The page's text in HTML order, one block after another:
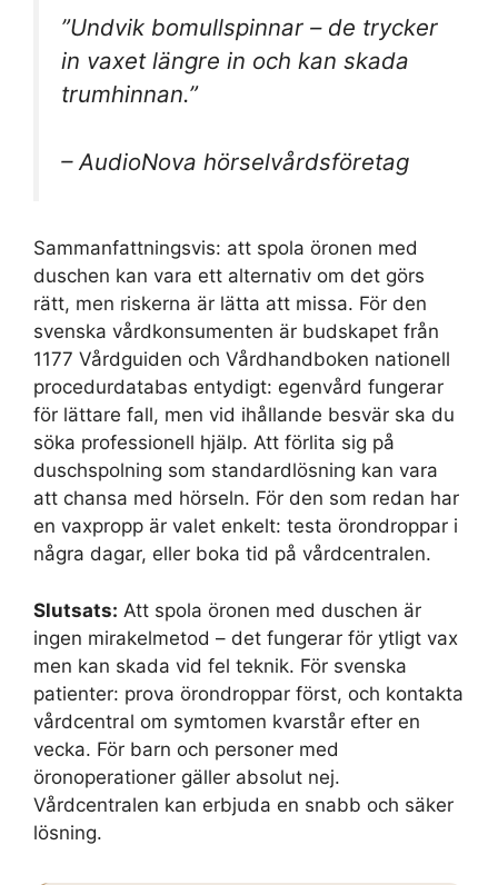
”Undvik bomullspinnar – de trycker
in vaxet längre in och kan skada
trumhinnan.”
– AudioNova hörselvårdsföretag
Sammanfattningsvis: att spola öronen med
duschen kan vara ett alternativ om det görs
rätt, men riskerna är lätta att missa. För den
svenska vårdkonsumenten är budskapet från
1177 Vårdguiden och Vårdhandboken nationell
procedurdatabas entydigt: egenvård fungerar
för lättare fall, men vid ihållande besvär ska du
söka professionell hjälp. Att förlita sig på
duschspolning som standardlösning kan vara
att chansa med hörseln. För den som redan har
en vaxpropp är valet enkelt: testa örondroppar i
några dagar, eller boka tid på vårdcentralen.
Slutsats: Att spola öronen med duschen är
ingen mirakelmetod – det fungerar för ytligt vax
men kan skada vid fel teknik. För svenska
patienter: prova örondroppar först, och kontakta
vårdcentral om symtomen kvarstår efter en
vecka. För barn och personer med
öronoperationer gäller absolut nej.
Vårdcentralen kan erbjuda en snabb och säker
lösning.